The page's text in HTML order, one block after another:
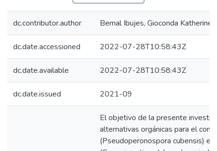
dc.contributor.author Bernal Ibujes, Gioconda Katherine
dc.date.accessioned 2022-07-28T10:58:43Z
dc.date.available 2022-07-28T10:58:43Z
dc.date.issued 2021-09
El objetivo de la presente
alternativas orgánicas para el
(Pseudoperonospora cubensis)